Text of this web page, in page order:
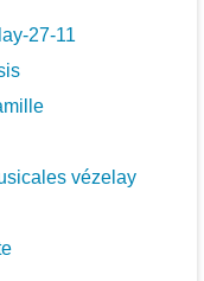
27-11
vézelay